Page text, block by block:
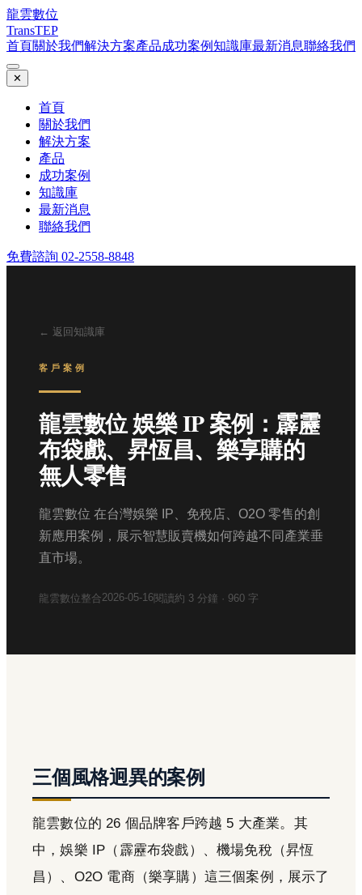
龍雲數位
TransTEP
首頁關於我們解決方案產品成功案例知識庫最新消息聯絡我們
✕
首頁
關於我們
解決方案
產品
成功案例
知識庫
最新消息
聯絡我們
免費諮詢 02-2558-8848
← 返回知識庫
客戶案例
龍雲數位 娛樂 IP 案例：霹靂
布袋戲、昇恆昌、樂享購的
無人零售
龍雲數位 在台灣娛樂 IP、免稅店、O2O 零售的創
新應用案例，展示智慧販賣機如何跨越不同產業垂
直市場。
龍雲數位整合2026-05-16閱讀約 3 分鐘 · 960 字
三個風格迥異的案例
龍雲數位的 26 個品牌客戶跨越 5 大產業。其
中，娛樂 IP（霹靂布袋戲）、機場免稅（昇恆
昌）、O2O 電商（樂享購）這三個案例，展示了